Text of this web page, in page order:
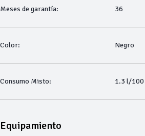
Meses de garantía: 36
Color: Negro
Consumo Misto: 1.3 l/100
Equipamiento